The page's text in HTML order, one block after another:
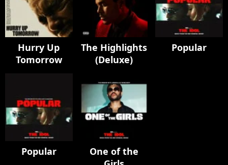
Hurry Up
Tomorrow
The Highlights
(Deluxe)
Popular
Popular
One of the